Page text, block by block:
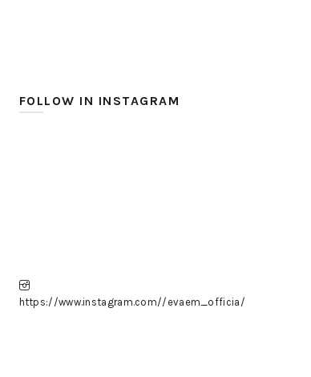
FOLLOW IN INSTAGRAM
https://www.instagram.com//evaem_officia/